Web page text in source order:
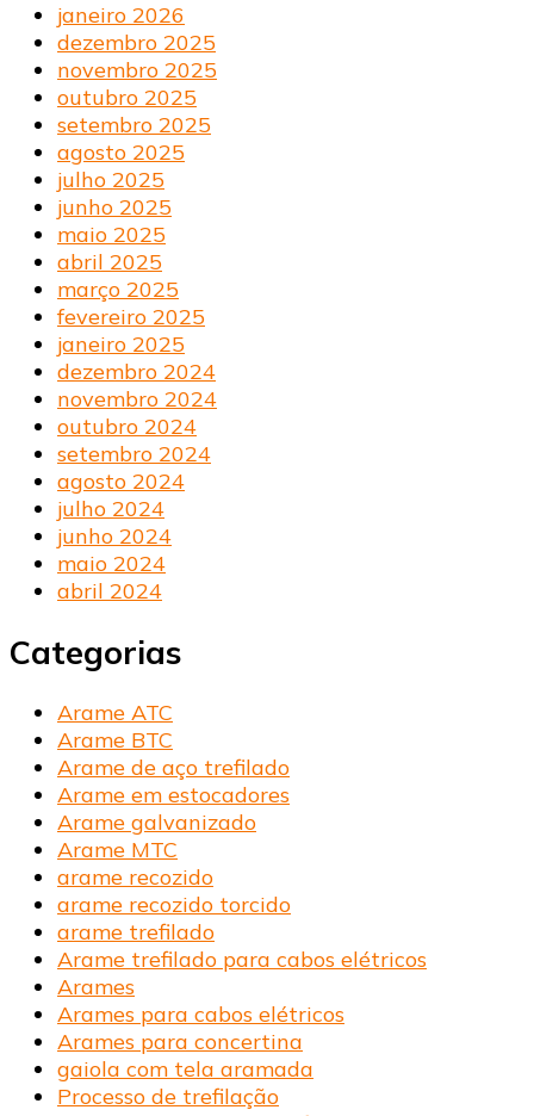
janeiro 2026
dezembro 2025
novembro 2025
outubro 2025
setembro 2025
agosto 2025
julho 2025
junho 2025
maio 2025
abril 2025
março 2025
fevereiro 2025
janeiro 2025
dezembro 2024
novembro 2024
outubro 2024
setembro 2024
agosto 2024
julho 2024
junho 2024
maio 2024
abril 2024
Categorias
Arame ATC
Arame BTC
Arame de aço trefilado
Arame em estocadores
Arame galvanizado
Arame MTC
arame recozido
arame recozido torcido
arame trefilado
Arame trefilado para cabos elétricos
Arames
Arames para cabos elétricos
Arames para concertina
gaiola com tela aramada
Processo de trefilação